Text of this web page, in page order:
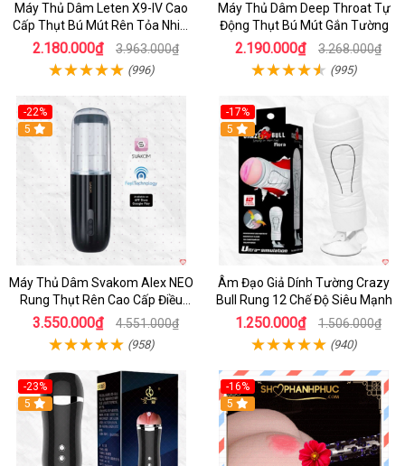
Máy Thủ Dâm Leten X9-IV Cao
Cấp Thụt Bú Mút Rên Tỏa Nhiệt
Sạc Pin
2.180.000₫ 3.963.000₫
(996)
Máy Thủ Dâm Deep Throat Tự
Động Thụt Bú Mút Gắn Tường
2.190.000₫ 3.268.000₫
(995)
-22%
5
Máy Thủ Dâm Svakom Alex NEO
Rung Thụt Rên Cao Cấp Điều
Khiển App
3.550.000₫ 4.551.000₫
(958)
-17%
5
Âm Đạo Giả Dính Tường Crazy
Bull Rung 12 Chế Độ Siêu Mạnh
1.250.000₫ 1.506.000₫
(940)
-23%
5
-16%
5